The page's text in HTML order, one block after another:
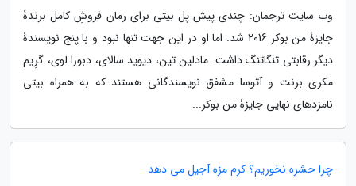
وب سایت ترجمان: چندی پیش پل بیتی برای رمان فروشِ کامل برندۀ
جایزۀ من بوکر 2016 شد. اما او در این جهت تنها نبود و با پنج نویسندۀ
دیگر رقابتی تنگاتنگ داشت. مادلین تین، دیوید سالای، دبورا لوی، گرِیم
مکری برنت و آتوسا مشفق نویسندگانی هستند که به همراه بیتی
نامزدهای نهایی جایزۀ من بوکر...
چرا حشره نخوریم؟ کرم مزه آجیل می دهد